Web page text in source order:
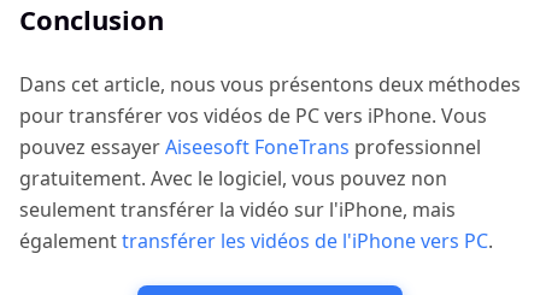
Conclusion
Dans cet article, nous vous présentons deux méthodes
pour transférer vos vidéos de PC vers iPhone. Vous
pouvez essayerAiseesoft FoneTrans professionnel
gratuitement. Avec le logiciel, vous pouvez non
seulement transférer la vidéo sur l'iPhone, mais
égalementtransférer les vidéos de l'iPhone vers PC.